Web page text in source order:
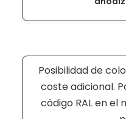
Posibilidad de
coste adicional.
código RAL en el